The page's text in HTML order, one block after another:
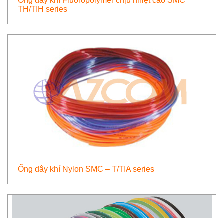
TH/TIH series
Ống dây khí Nylon SMC – T/TIA series